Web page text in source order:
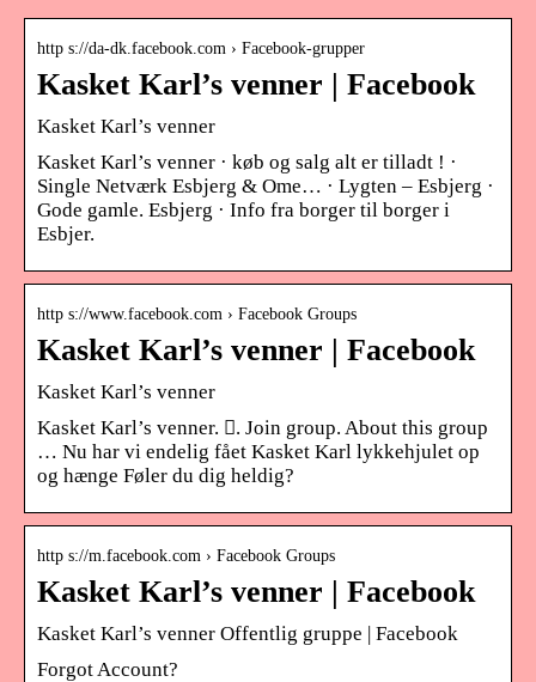
http s://da-dk.facebook.com › Facebook-grupper
Kasket Karl’s venner | Facebook
Kasket Karl’s venner
Kasket Karl’s venner · køb og salg alt er tilladt ! ·
Single Netværk Esbjerg & Ome… · Lygten – Esbjerg ·
Gode gamle. Esbjerg · Info fra borger til borger i
Esbjer.
http s://www.facebook.com › Facebook Groups
Kasket Karl’s venner | Facebook
Kasket Karl’s venner
Kasket Karl’s venner. 󱙺. Join group. About this group
… Nu har vi endelig fået Kasket Karl lykkehjulet op
og hænge Føler du dig heldig?
http s://m.facebook.com › Facebook Groups
Kasket Karl’s venner | Facebook
Kasket Karl’s venner Offentlig gruppe | Facebook
Forgot Account?